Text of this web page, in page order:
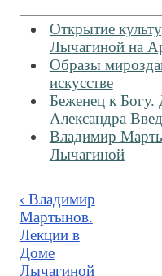
Открытие
Лычагиной на
Образы
искусстве
Беженец к
Александра
Владимир
Лычагиной
‹ Владимир
Мартынов.
Лекции в
Доме
Лычагиной